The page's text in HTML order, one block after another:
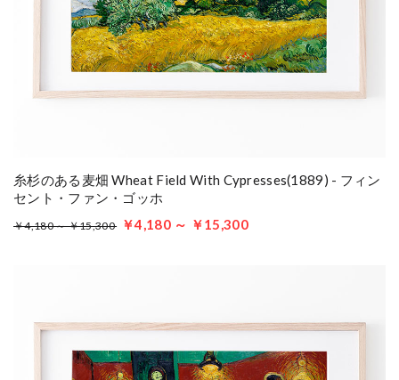
糸杉のある麦畑 Wheat Field With Cypresses(1889) - フィン
セント・ファン・ゴッホ
￥4,180 ～ ￥15,300 ￥4,180 ～ ￥15,300